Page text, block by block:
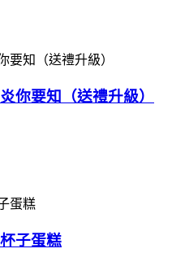
你要知（送禮升級）
子蛋糕